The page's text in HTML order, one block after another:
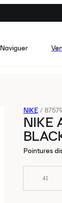
Naviguer
NIKE /
NIKE
Pointures
41